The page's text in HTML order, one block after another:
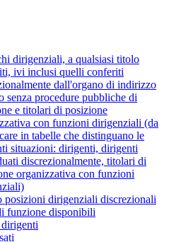
dirigenziali, a qualsiasi titolo
ivi inclusi quelli conferiti
dall'organo di indirizzo
senza procedure pubbliche di
e titolari di posizione
con funzioni dirigenziali (da
in tabelle che distinguano le
situazioni: dirigenti, dirigenti
discrezionalmente, titolari di
organizzativa con funzioni
posizioni dirigenziali discrezionali
funzione disponibili